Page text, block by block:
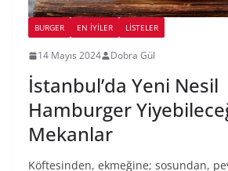
BURGER EN İYILER LİSTELER
14 Mayıs 2024 Dobra Gül
İstanbul’da Yeni Nesil
Hamburger
Mekanlar
Köftesinden, ekmeğine; sosundan,